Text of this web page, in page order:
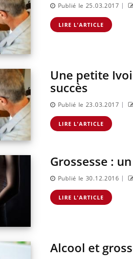
Publié le 25.03.2017 |
LIRE L'ARTICLE
Une petite
succès
Publié le 23.03.2017 |
LIRE L'ARTICLE
Grossesse :
Publié le 30.12.2016 |
LIRE L'ARTICLE
Alcool et